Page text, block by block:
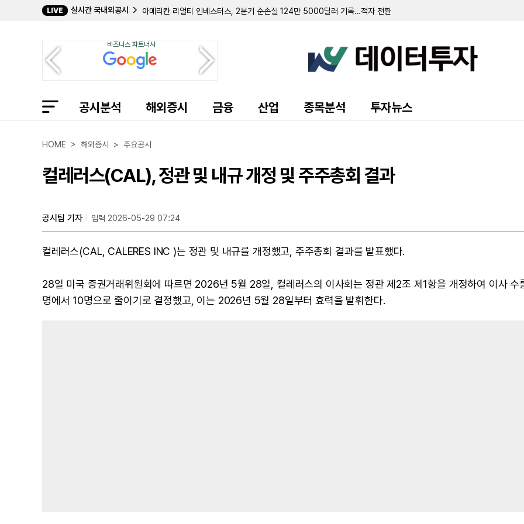
LIVE 실시간 국내외공시
아메리칸 리얼티 인베스터스, 2분기 순손실 124만 5000달러 기록…적자 전환
아이언우드, 상반기 순이익 9206만 달러로 흑자 전환…중국 파트너사 '그랜드 라이프 사이언스'로 변경
페이오니아, 아일랜드 EOR 플랫폼 '바운드리스' 1318만 달러에 인수
아카마이, 2분기 매출 11억 달러 달성…6억 달러 규모 AI 인프라 계약 체결
B. 라일리 파이낸셜, 채권-주식 교환으로 6900만 달러 채권 회수…재무구조 개선 가속화
그레이스 테라퓨틱스, 1000만 달러 규모 사모펀드 조달…"현금 활주로 2028년 말까지 연장"
비즈니스 파트너사
공시분석 해외증시 금융 산업 종목분석 투자뉴스
HOME > 해외증시 > 주요공시
컬레러스(CAL), 정관 및 내규 개정 및 주주총회 결과
공시팀 기자 입력 2026-05-29 07:24
컬레러스(CAL, CALERES INC )는 정관 및 내규를 개정했고, 주주총회 결과를 발표했다.
28일 미국 증권거래위원회에 따르면 2026년 5월 28일, 컬레러스의 이사회는 정관 제2조 제1항을 개정하여 이사 수
명에서 10명으로 줄이기로 결정했고, 이는 2026년 5월 28일부터 효력을 발휘한다.